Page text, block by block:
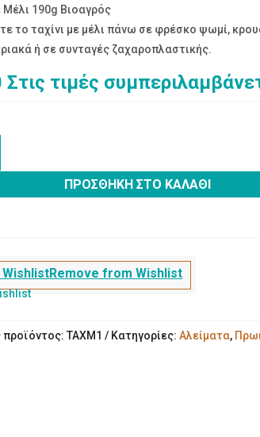
Μέλι 190g Βιοαγρός
το ταχίνι με μέλι πάνω σε φρέσκο ψωμί,
ή σε συνταγές ζαχαροπλαστικής.
Στις τιμές
ΠΡΟΣΘΉΚΗ ΣΤΟ ΚΑΛΆΘΙ
Remove from Wishlist
προϊόντος:ΤΑΧΜ1 Κατηγορίες:Αλείματα,